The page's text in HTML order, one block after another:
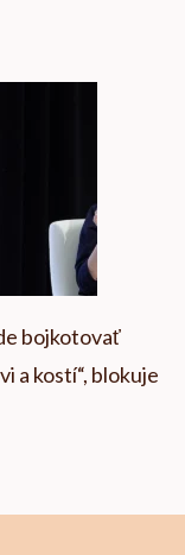
bojkotovať
a kostí“, blokuje